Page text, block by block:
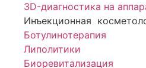
3D-диагностика на
Инъекционная
Ботулинотерапия
Липолитики
Биоревитализация